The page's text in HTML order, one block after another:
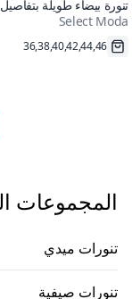
تنورة بيضاء طويلة بتفاصيل
Select Moda
شحن سريع
المجموعات
تنورات ميدي
تنورات صيفية